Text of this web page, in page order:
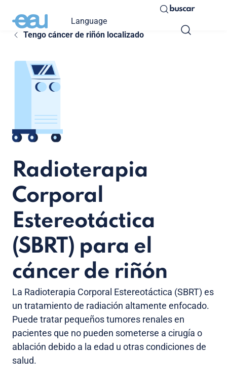
Language
buscar
Tengo cáncer de riñón localizado
Radioterapia
Corporal
Estereotáctica
(SBRT) para el
cáncer de riñón
La Radioterapia Corporal Estereotáctica (SBRT) es
un tratamiento de radiación altamente enfocado.
Puede tratar pequeños tumores renales en
pacientes que no pueden someterse a cirugía o
ablación debido a la edad u otras condiciones de
salud.